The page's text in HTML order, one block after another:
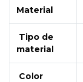
Material
Tipo de
material
Color